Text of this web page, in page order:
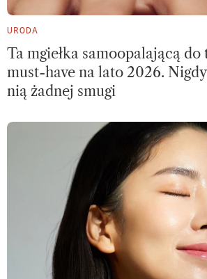
URODA
Ta mgiełka samoopalającą
must-have na lato 2026.
nią żadnej smugi